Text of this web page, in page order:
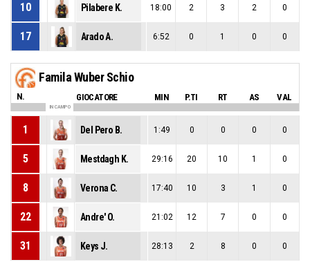
10 Pilabere K. 18:00 2 3 2 0
17 Arado A. 6:52 0 1 0 0
Famila Wuber Schio
N. GIOCATORE MIN P.TI RT AS VAL
IN CAMPO
1 Del Pero B. 1:49 0 0 0 0
5 Mestdagh K. 29:16 20 10 1 0
8 Verona C. 17:40 10 3 1 0
22 Andre' O. 21:02 12 7 0 0
31 Keys J. 28:13 2 8 0 0